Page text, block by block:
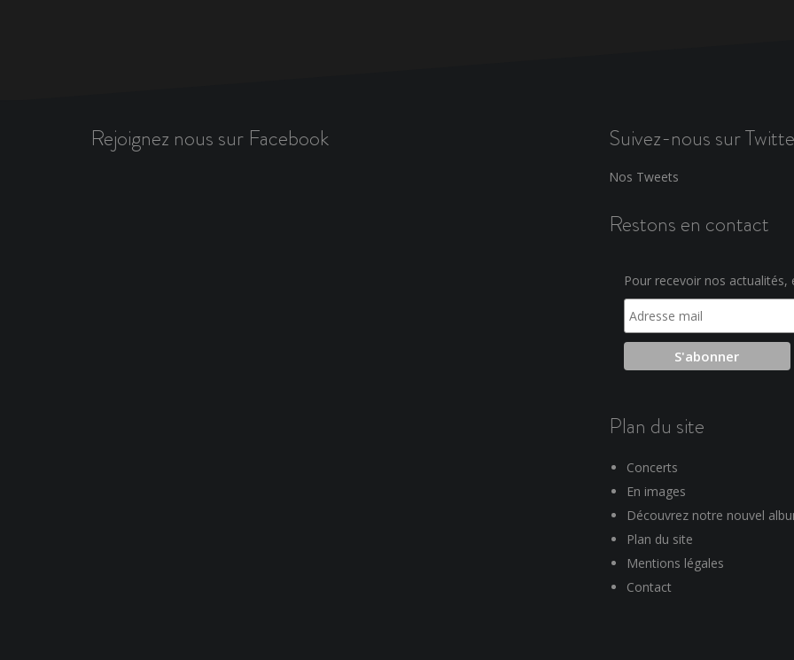
Rejoignez nous sur Facebook Suivez-nous sur
Nos Tweets
Restons en contact
Pour recevoir nos
Plan du site
Concerts
En images
Découvrez notre nouvel
Plan du site
Mentions légales
Contact